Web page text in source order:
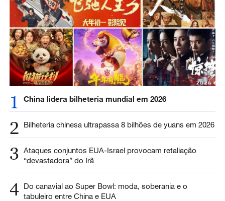
1 China lidera bilheteria mundial em 2026
2 Bilheteria chinesa ultrapassa 8 bilhões de yuans em 2026
3 Ataques conjuntos EUA-Israel provocam retaliação
“devastadora” do Irã
4 Do canavial ao Super Bowl: moda, soberania e o
tabuleiro entre China e EUA